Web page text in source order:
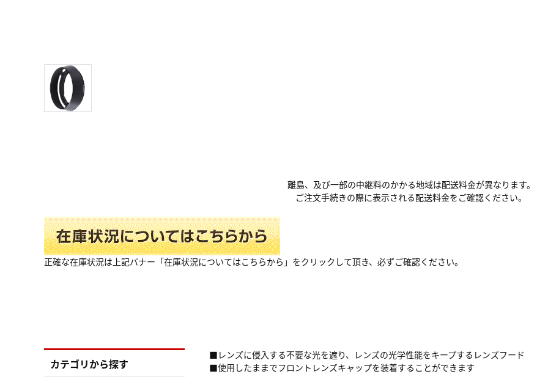
離島、及び一部の中継料のかかる地域は配送料金が異なります。
ご注文手続きの際に表示される配送料金をご確認ください。
正確な在庫状況は上記バナー「在庫状況についてはこちらから」をクリックして頂き、必ずご確認ください。
■レンズに侵入する不要な光を遮り、レンズの光学性能をキープするレンズフード
■使用したままでフロントレンズキャップを装着することができます
カテゴリから探す